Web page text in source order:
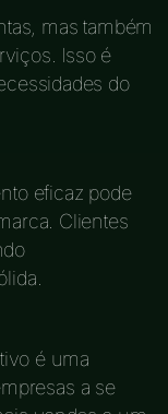
mas também
Isso é
do
eficaz pode
Clientes
é uma
a se